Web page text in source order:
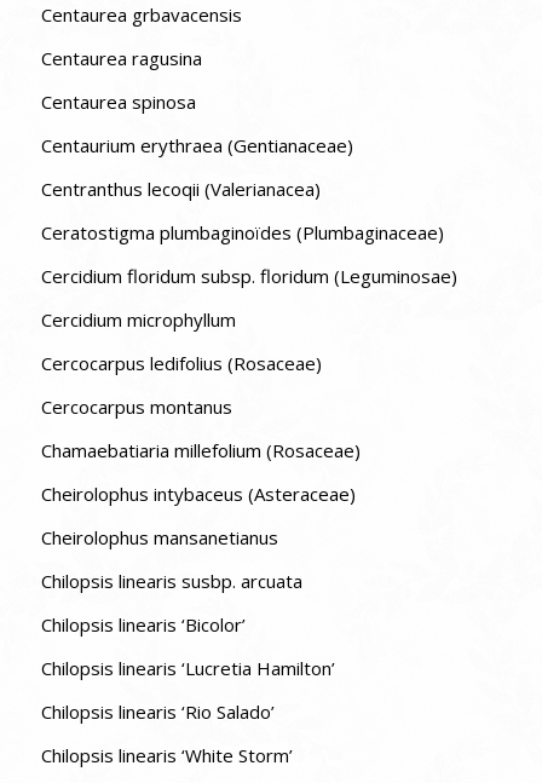
Centaurea grbavacensis
Centaurea ragusina
Centaurea spinosa
Centaurium erythraea (Gentianaceae)
Centranthus lecoqii (Valerianacea)
Ceratostigma plumbaginoïdes (Plumbaginaceae)
Cercidium floridum subsp. floridum (Leguminosae)
Cercidium microphyllum
Cercocarpus ledifolius (Rosaceae)
Cercocarpus montanus
Chamaebatiaria millefolium (Rosaceae)
Cheirolophus intybaceus (Asteraceae)
Cheirolophus mansanetianus
Chilopsis linearis susbp. arcuata
Chilopsis linearis ‘Bicolor’
Chilopsis linearis ‘Lucretia Hamilton’
Chilopsis linearis ‘Rio Salado’
Chilopsis linearis ‘White Storm’